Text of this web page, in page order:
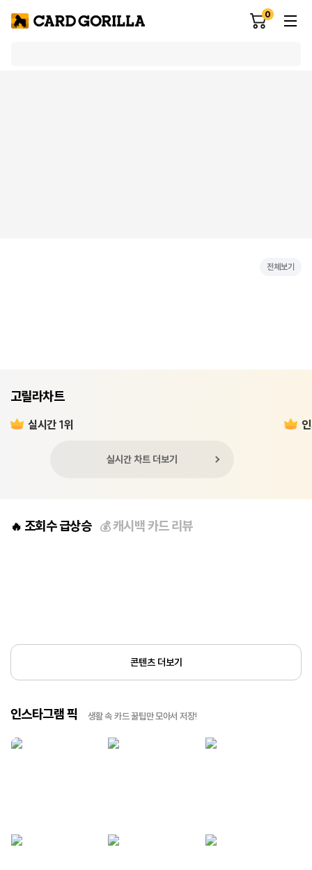
0
전체보기
고릴라차트
실시간 1위
실시간 차트 더보기
🔥 조회수 급상승 💰캐시백 카드 리뷰
콘텐츠 더보기
인스타그램 픽 생활 속 카드 꿀팁만 모아서 저장!